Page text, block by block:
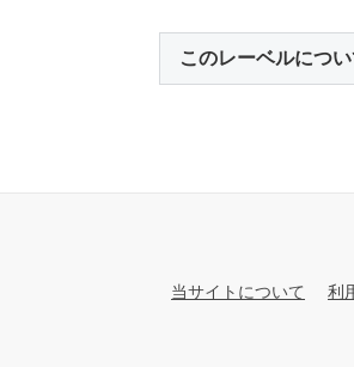
このレーベルにつ
当サイトについて 利